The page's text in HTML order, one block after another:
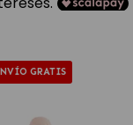
GRATIS